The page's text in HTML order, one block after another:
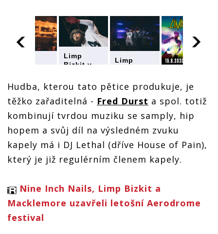
sestavě
Foru
Karlín
Limp
Bizkit v
sestavě
zahrají ve
Foru
Limp
sestavě
Foru
Karlín
Bizkit v
původní
sestavě
Foru
Karlín
Hudba, kterou tato pětice produkuje, je
těžko zařaditelná - Fred Durst a spol. totiž
kombinují tvrdou muziku se samply, hip
hopem a svůj díl na výsledném zvuku
kapely má i DJ Lethal (dříve House of Pain),
který je již regulérním členem kapely.
Nine Inch Nails, Limp Bizkit a
Macklemore uzavřeli letošní Aerodrome
festival